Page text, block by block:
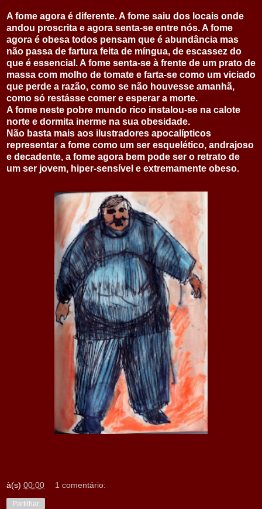
A fome agora é diferente. A fome saiu dos locais onde
andou proscrita e agora senta-se entre nós. A fome
agora é obesa todos pensam que é abundância mas
não passa de fartura feita de míngua, de escassez do
que é essencial. A fome senta-se à frente de um prato de
massa com molho de tomate e farta-se como um viciado
que perde a razão, como se não houvesse amanhã,
como só restásse comer e esperar a morte.
A fome neste pobre mundo rico instalou-se na calote
norte e dormita inerme na sua obesidade.
Não basta mais aos ilustradores apocalípticos
representar a fome como um ser esquelético, andrajoso
e decadente, a fome agora bem pode ser o retrato de
um ser jovem, hiper-sensível e extremamente obeso.
à(s) 00:00 1 comentário:
Partilhar